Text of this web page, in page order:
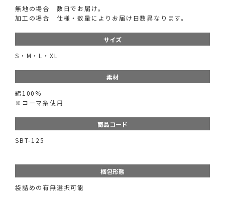
無地の場合 数日でお届け。
加工の場合 仕様・数量によりお届け日数異なります。
サイズ
S・M・L・XL
素材
綿100%
※コーマ糸使用
商品コード
SBT-125
梱包形態
袋詰めの有無選択可能